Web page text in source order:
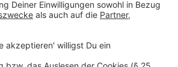
Rhine Clean Up gesammelt